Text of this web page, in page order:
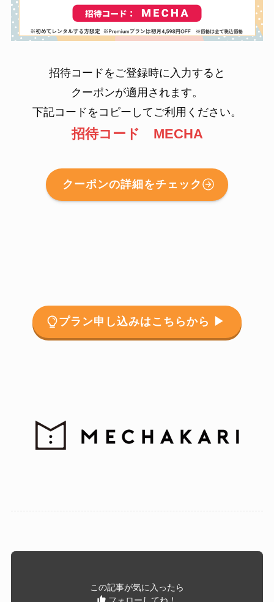
招待コードをご登録時に入力すると
クーポンが適用されます。
下記コードをコピーしてご利用ください。
招待コード MECHA
クーポンの詳細をチェック
プラン申し込みはこちらから ▶
この記事が気に入ったら